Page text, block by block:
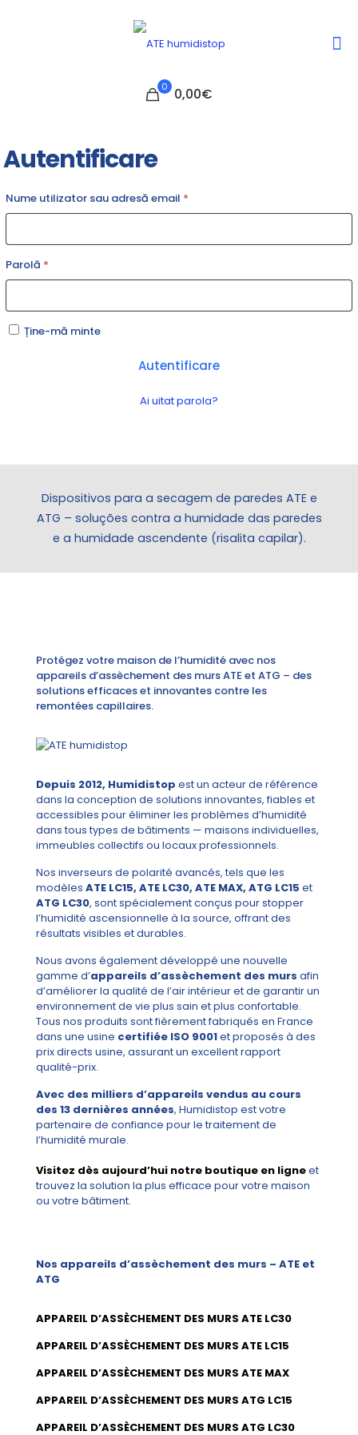
0 0,00€
Autentificare
Nume utilizator sau adresă email *
Parolă *
Ține-mă minte
Autentificare
Ai uitat parola?
Dispositivos para a secagem de paredes ATE e
ATG – soluções contra a humidade das paredes
e a humidade ascendente (risalita capilar).
Protégez votre maison de l’humidité avec nos
appareils d’assèchement des murs ATE et ATG – des
solutions efficaces et innovantes contre les
remontées capillaires.
Depuis 2012, Humidistop est un acteur de référence
dans la conception de solutions innovantes, fiables et
accessibles pour éliminer les problèmes d’humidité
dans tous types de bâtiments — maisons individuelles,
immeubles collectifs ou locaux professionnels.
Nos inverseurs de polarité avancés, tels que les
modèles ATE LC15, ATE LC30, ATE MAX, ATG LC15 et
ATG LC30, sont spécialement conçus pour stopper
l’humidité ascensionnelle à la source, offrant des
résultats visibles et durables.
Nous avons également développé une nouvelle
gamme d’appareils d’assèchement des murs afin
d’améliorer la qualité de l’air intérieur et de garantir un
environnement de vie plus sain et plus confortable.
Tous nos produits sont fièrement fabriqués en France
dans une usine certifiée ISO 9001et proposés à des
prix directs usine, assurant un excellent rapport
qualité-prix.
Avec des milliers d’appareils vendus au cours
des 13 dernières années, Humidistop est votre
partenaire de confiance pour le traitement de
l’humidité murale.
Visitez dès aujourd’hui notre boutique en ligneet
trouvez la solution la plus efficace pour votre maison
ou votre bâtiment.
Nos appareils d’assèchement des murs – ATE et
ATG
APPAREIL D’ASSÈCHEMENT DES MURS ATE LC30
APPAREIL D’ASSÈCHEMENT DES MURS ATE LC15
APPAREIL D’ASSÈCHEMENT DES MURS ATE MAX
APPAREIL D’ASSÈCHEMENT DES MURS ATG LC15
APPAREIL D’ASSÈCHEMENT DES MURS ATG LC30